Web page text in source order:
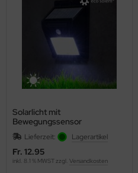
Solarlicht mit
Bewegungssensor
Lieferzeit: Lagerartikel
Fr. 12.95
inkl. 8.1 % MWST zzgl. Versandkosten